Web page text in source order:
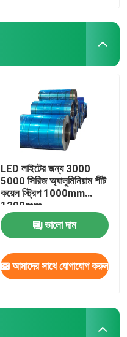
LED লাইটের জন্য 3000
5000 সিরিজ অ্যালুমিনিয়াম শীট
কয়েল স্ট্রিপ 1000mm
1200mm
ভালো দাম
আমাদের সাথে যোগাযোগ করুন